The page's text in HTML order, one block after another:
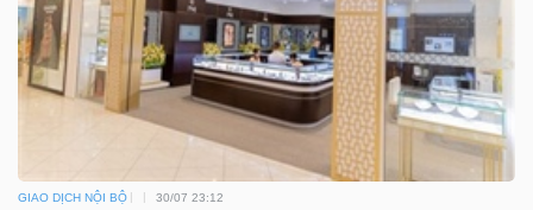
GIAO DỊCH NỘI BỘ 30/07 23:12